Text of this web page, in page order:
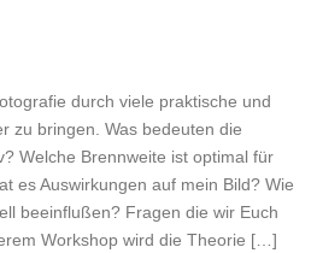
durch viele praktische und
zu bringen. Was bedeuten die
Welche Brennweite ist optimal für
es Auswirkungen auf mein Bild? Wie
beeinflußen? Fragen die wir Euch
Workshop wird die Theorie […]